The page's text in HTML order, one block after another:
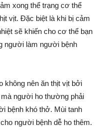
xong thể trạng cơ thể
vịt. Đặc biệt là khi bị cảm
sẽ khiến cho cơ thể bạn
người làm người bệnh
không nên ăn thịt vịt bởi
người ho thường phải
bệnh khó thở. Mùi tanh
người bệnh dễ ho thêm.